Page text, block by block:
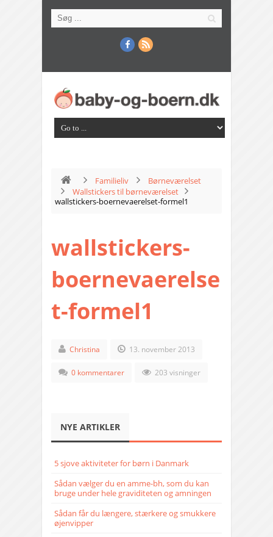
Familieliv
Børneværelset
Wallstickers til børneværelset
wallstickers-boernevaerelset-formel1
wallstickers-
boernevaerelse
t-formel1
Christina 13. november 2013
0 kommentarer 203 visninger
NYE ARTIKLER
5 sjove aktiviteter for børn i Danmark
Sådan vælger du en amme-bh, som du kan
bruge under hele graviditeten og amningen
Sådan får du længere, stærkere og smukkere
øjenvipper